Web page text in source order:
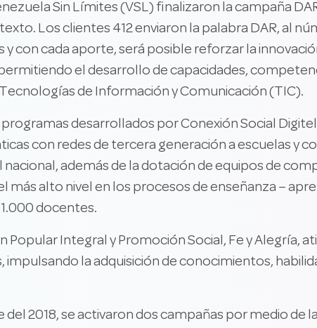
Sin Límites (VSL) finalizaron la campaña
Los clientes 412 enviaron la palabra DAR, al
y con cada aporte, será posible reforzar la
el desarrollo de capacidades,
de Información y Comunicación (TIC).
programas desarrollados por Conexión Social
con redes de tercera generación a escuelas y
nacional, además de la dotación de equipos de
más alto nivel en los procesos de enseñanza –
docentes.
Popular Integral y Promoción Social, Fe y Alegría,
impulsando la adquisición de conocimientos,
2018, se activaron dos campañas por medio de